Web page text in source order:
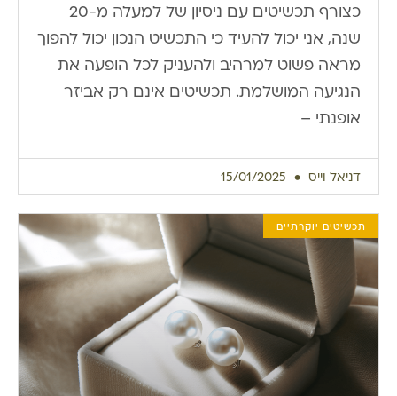
כצורף תכשיטים עם ניסיון של למעלה מ-20
שנה, אני יכול להעיד כי התכשיט הנכון יכול להפוך
מראה פשוט למרהיב ולהעניק לכל הופעה את
הנגיעה המושלמת. תכשיטים אינם רק אביזר
אופנתי –
דניאל וייס
תכשיטים יוקרתיים